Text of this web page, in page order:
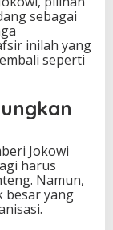
sebagai
inilah yang
seperti
Jokowi
harus
Namun,
besar yang